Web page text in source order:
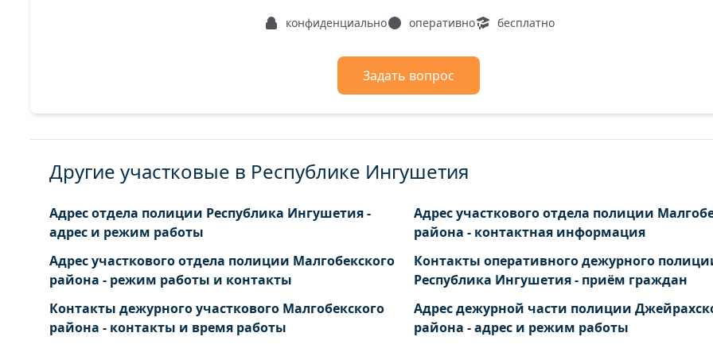
конфиденциально оперативно бесплатно
Задать вопрос
Другие участковые в Республике Ингушетия
Адрес отдела полиции Республика Ингушетия -
адрес и режим работы
Адрес участкового отдела полиции
района - контактная информация
Адрес участкового отдела полиции Малгобекского
района - режим работы и контакты
Контакты оперативного дежурного
Республика Ингушетия - приём граждан
Контакты дежурного участкового Малгобекского
района - контакты и время работы
Адрес дежурной части полиции
района - адрес и режим работы